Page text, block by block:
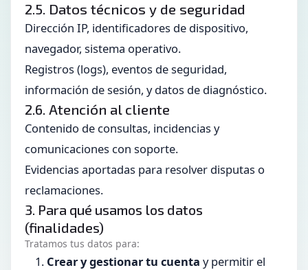
2.5. Datos técnicos y de seguridad
Dirección IP, identificadores de dispositivo,
navegador, sistema operativo.
Registros (logs), eventos de seguridad,
información de sesión, y datos de diagnóstico.
2.6. Atención al cliente
Contenido de consultas, incidencias y
comunicaciones con soporte.
Evidencias aportadas para resolver disputas o
reclamaciones.
3. Para qué usamos los datos
(finalidades)
Tratamos tus datos para:
Crear y gestionar tu cuenta y permitir el